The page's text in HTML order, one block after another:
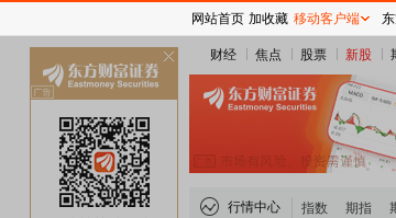
财经 焦点 股票 新股
行情中心 指数 期指
网站首页 加收藏 移动客户端
关